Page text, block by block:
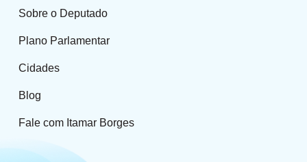
Sobre o Deputado
Plano Parlamentar
Cidades
Blog
Fale com Itamar Borges